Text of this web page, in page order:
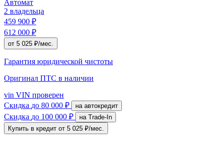
Автомат
2 владельца
459 900 ₽
612 000 ₽
от 5 025 ₽/мес.
Гарантия юридической чистоты
Оригинал ПТС в наличии
vin VIN проверен
Скидка до 80 000 ₽ на автокредит
Скидка до 100 000 ₽
на Trade-In
Купить в кредит от 5 025 ₽/мес.